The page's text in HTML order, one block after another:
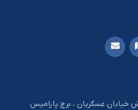
خیابان عسگریان ، برج پارامیس